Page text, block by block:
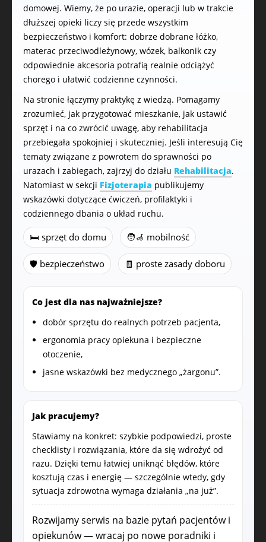
domowej. Wiemy, że po urazie, operacji lub w trakcie
dłuższej opieki liczy się przede wszystkim
bezpieczeństwo i komfort: dobrze dobrane łóżko,
materac przeciwodleżynowy, wózek, balkonik czy
odpowiednie akcesoria potrafią realnie odciążyć
chorego i ułatwić codzienne czynności.
Na stronie łączymy praktykę z wiedzą. Pomagamy
zrozumieć, jak przygotować mieszkanie, jak ustawić
sprzęt i na co zwrócić uwagę, aby rehabilitacja
przebiegała spokojniej i skuteczniej. Jeśli interesują Cię
tematy związane z powrotem do sprawności po
urazach i zabiegach, zajrzyj do działu Rehabilitacja.
Natomiast w sekcji Fizjoterapia publikujemy
wskazówki dotyczące ćwiczeń, profilaktyki i
codziennego dbania o układ ruchu.
🛏️ sprzęt do domu 🧑‍🦽 mobilność
🛡️ bezpieczeństwo 🧾 proste zasady doboru
Co jest dla nas najważniejsze?
dobór sprzętu do realnych potrzeb pacjenta,
ergonomia pracy opiekuna i bezpieczne
otoczenie,
jasne wskazówki bez medycznego „żargonu”.
Jak pracujemy?
Stawiamy na konkret: szybkie podpowiedzi, proste
checklisty i rozwiązania, które da się wdrożyć od
razu. Dzięki temu łatwiej uniknąć błędów, które
kosztują czas i energię — szczególnie wtedy, gdy
sytuacja zdrowotna wymaga działania „na już”.
Rozwijamy serwis na bazie pytań pacjentów i
opiekunów — wracaj po nowe poradniki i